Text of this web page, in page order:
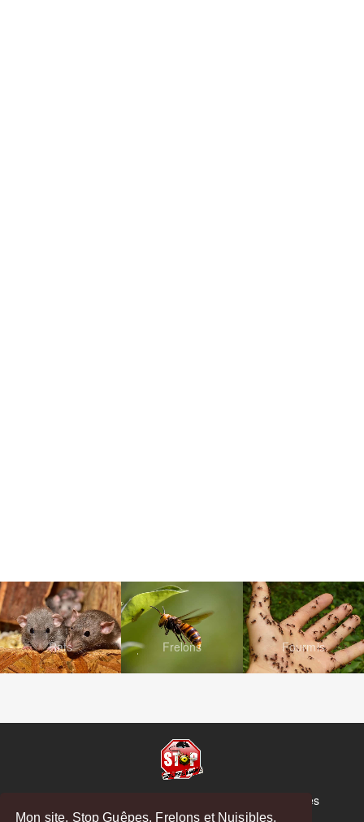
Mon site, Stop Guêpes, Frelons et Nuisibles,
Rats Frelons Fourmis
© Copyright 2026 Stop Guêpes, Frelons et Nuisibles